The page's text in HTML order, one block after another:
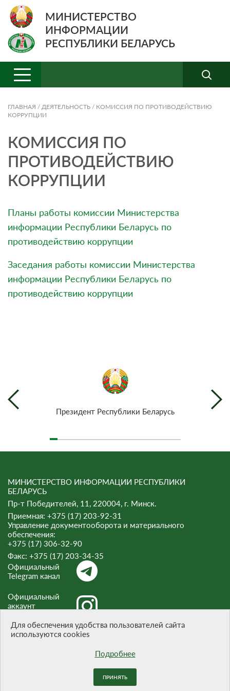
МИНИСТЕРСТВО
ИНФОРМАЦИИ
РЕСПУБЛИКИ БЕЛАРУСЬ
ГЛАВНАЯ / ДЕЯТЕЛЬНОСТЬ / КОМИССИЯ ПО ПРОТИВОДЕЙСТВИЮ
КОРРУПЦИИ
КОМИССИЯ ПО
ПРОТИВОДЕЙСТВИЮ
КОРРУПЦИИ
Планы работы комиссии Министерства
информации Республики Беларусь по
противодействию коррупции
Заседания работы комиссии Министерства
информации Республики Беларусь по
противодействию коррупции
Президент Республики Беларусь
МИНИСТЕРСТВО ИНФОРМАЦИИ РЕСПУБЛИКИ
БЕЛАРУСЬ
Пр-т Победителей, 11, 220004, г. Минск.
Приемная: +375 (17) 203-92-31
Управление документооборота и материального
обеспечения:
+375 (17) 306-32-90
Факс: +375 (17) 203-34-35
Официальный
Telegram канал
Официальный
аккаунт
Официальный
При цитировании материалов ссылка на сайт обязательна.
Для обеспечения удобства пользователей сайта
используются cookies
Подробнее
ПРИНЯТЬ